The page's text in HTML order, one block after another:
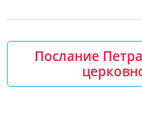
Послание